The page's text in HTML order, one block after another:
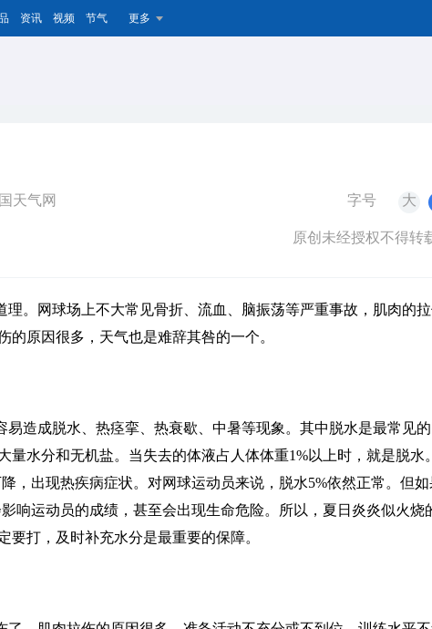
资讯 视频 节气 更多
天气网 字号 大
原创未经授权不得转
理。网球场上不大常见骨折、流血、脑振荡等严重事故，肌肉的
的原因很多，天气也是难辞其咎的一个。
造成脱水、热痉挛、热衰歇、中暑等现象。其中脱水是最常见的
量水分和无机盐。当失去的体液占人体体重1%以上时，就是脱水
，出现热疾病症状。对网球运动员来说，脱水5%依然正常。但
响运动员的成绩，甚至会出现生命危险。所以，夏日炎炎似火烧
要打，及时补充水分是最重要的保障。